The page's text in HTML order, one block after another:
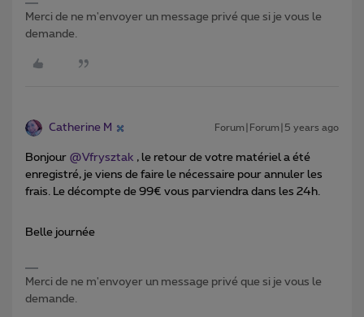
Merci de ne m'envoyer un message privé que si je vous le
demande.
Catherine M Forum|Forum|5 years ago
Bonjour @Vfrysztak , le retour de votre matériel a été
enregistré, je viens de faire le nécessaire pour annuler les
frais. Le décompte de 99€ vous parviendra dans les 24h.
Belle journée
Merci de ne m'envoyer un message privé que si je vous le
demande.